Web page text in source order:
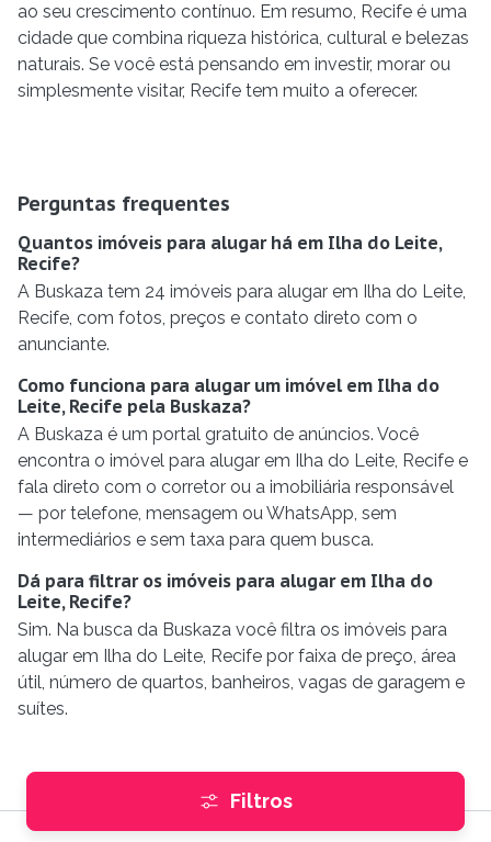
Filtros
ao seu crescimento contínuo. Em resumo, Recife é uma
cidade que combina riqueza histórica, cultural e belezas
naturais. Se você está pensando em investir, morar ou
simplesmente visitar, Recife tem muito a oferecer.
Perguntas frequentes
Quantos imóveis para alugar há em Ilha do Leite,
Recife?
A Buskaza tem 24 imóveis para alugar em Ilha do Leite,
Recife, com fotos, preços e contato direto com o
anunciante.
Como funciona para alugar um imóvel em Ilha do
Leite, Recife pela Buskaza?
A Buskaza é um portal gratuito de anúncios. Você
encontra o imóvel para alugar em Ilha do Leite, Recife e
fala direto com o corretor ou a imobiliária responsável
— por telefone, mensagem ou WhatsApp, sem
intermediários e sem taxa para quem busca.
Dá para filtrar os imóveis para alugar em Ilha do
Leite, Recife?
Sim. Na busca da Buskaza você filtra os imóveis para
alugar em Ilha do Leite, Recife por faixa de preço, área
útil, número de quartos, banheiros, vagas de garagem e
suítes.